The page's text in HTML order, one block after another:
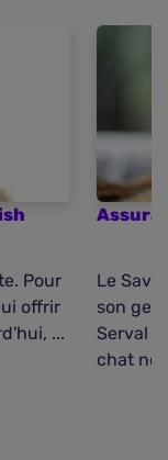
Pour
offrir
...
Le
son
Serval
chat